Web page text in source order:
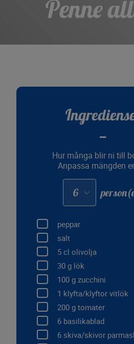
Penne
Hur många blir ni till
Anpassa mängden
Adapter
les
quantités
peppar
salt
5 cl olivolja
30 g lök
100 g zucchini
1 klyfta/klyftor vitlök
200 g tomater
6 basilikablad
6 skiva/skivor